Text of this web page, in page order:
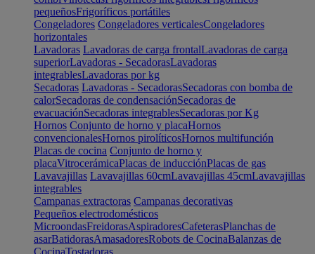
pequeñosFrigoríficos portátiles
Congeladores Congeladores verticalesCongeladores
horizontales
Lavadoras Lavadoras de carga frontalLavadoras de carga
superiorLavadoras - SecadorasLavadoras
integrablesLavadoras por kg
Secadoras Lavadoras - SecadorasSecadoras con bomba de
calorSecadoras de condensaciónSecadoras de
evacuaciónSecadoras integrablesSecadoras por Kg
Hornos Conjunto de horno y placaHornos
convencionalesHornos pirolíticosHornos multifunción
Placas de cocina Conjunto de horno y
placaVitrocerámicaPlacas de inducciónPlacas de gas
Lavavajillas Lavavajillas 60cmLavavajillas 45cmLavavajillas
integrables
Campanas extractoras Campanas decorativas
Pequeños electrodomésticos
MicroondasFreidorasAspiradoresCafeterasPlanchas de
asarBatidorasAmasadoresRobots de CocinaBalanzas de
CocinaTostadoras